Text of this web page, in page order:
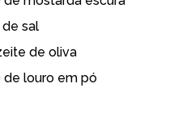
sal
de oliva
de louro em pó